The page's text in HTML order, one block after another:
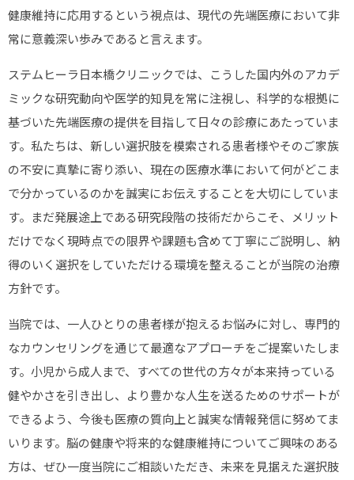
健康維持に応用するという視点は、現代の先端医療において非
常に意義深い歩みであると言えます。
ステムヒーラ日本橋クリニックでは、こうした国内外のアカデ
ミックな研究動向や医学的知見を常に注視し、科学的な根拠に
基づいた先端医療の提供を目指して日々の診療にあたっていま
す。私たちは、新しい選択肢を模索される患者様やそのご家族
の不安に真摯に寄り添い、現在の医療水準において何がどこま
で分かっているのかを誠実にお伝えすることを大切にしていま
す。まだ発展途上である研究段階の技術だからこそ、メリット
だけでなく現時点での限界や課題も含めて丁寧にご説明し、納
得のいく選択をしていただける環境を整えることが当院の治療
方針です。
当院では、一人ひとりの患者様が抱えるお悩みに対し、専門的
なカウンセリングを通じて最適なアプローチをご提案いたしま
す。小児から成人まで、すべての世代の方々が本来持っている
健やかさを引き出し、より豊かな人生を送るためのサポートが
できるよう、今後も医療の質向上と誠実な情報発信に努めてま
いります。脳の健康や将来的な健康維持についてご興味のある
方は、ぜひ一度当院にご相談いただき、未来を見据えた選択肢